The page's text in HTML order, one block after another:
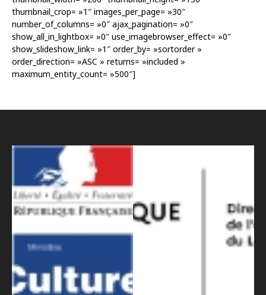
thumbnail_crop= »1″ images_per_page= »30″
number_of_columns= »0″ ajax_pagination= »0″
show_all_in_lightbox= »0″ use_imagebrowser_effect= »0″
show_slideshow_link= »1″ order_by= »sortorder »
order_direction= »ASC » returns= »included »
maximum_entity_count= »500″]